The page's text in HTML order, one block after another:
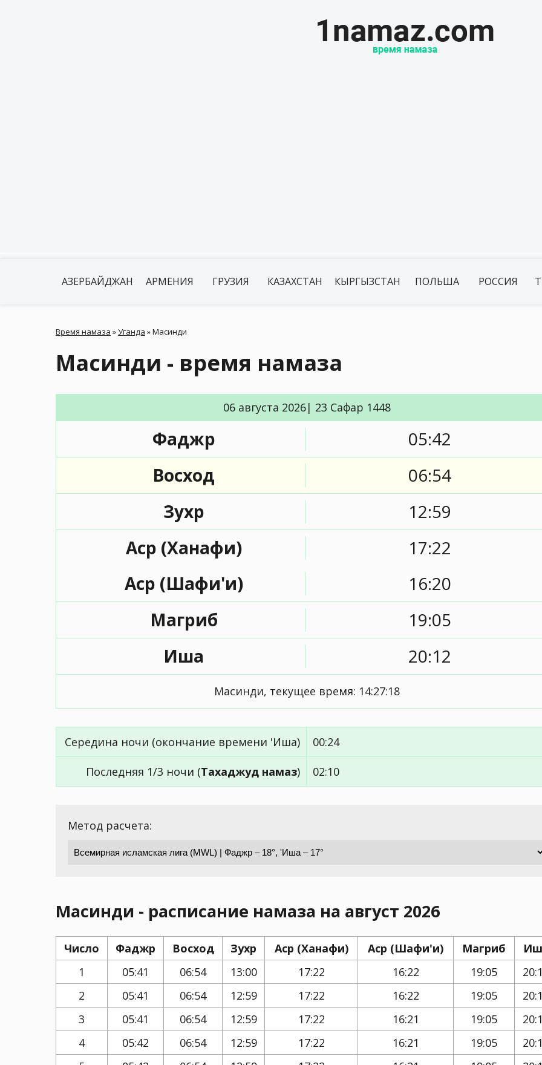
АЗЕРБАЙДЖАН АРМЕНИЯ ГРУЗИЯ КАЗАХСТАН КЫРГЫЗСТАН ПОЛЬША РОССИЯ
Время намаза »Уганда »Масинди
Масинди - время намаза
06 августа 2026| 23 Сафар 1448
Фаджр
05:42
Восход
06:54
Зухр
12:59
Аср (Ханафи)
17:22
Аср (Шафи'и)
16:20
Магриб
19:05
Иша
20:12
Масинди, текущее время: 14:27:18
Середина ночи (окончание времени 'Иша) 00:24
Последняя 1/3 ночи (Тахаджуд намаз) 02:10
Метод расчета:
Масинди - расписание намаза на август 2026
Число Фаджр Восход Зухр Аср (Ханафи) Аср (Шафи'и) Магриб
1
05:41 06:54 13:00 17:22 16:22 19:05
2
05:41 06:54 12:59 17:22 16:22 19:05
3
05:41 06:54 12:59 17:22 16:21 19:05
4
05:42 06:54 12:59 17:22 16:21 19:05